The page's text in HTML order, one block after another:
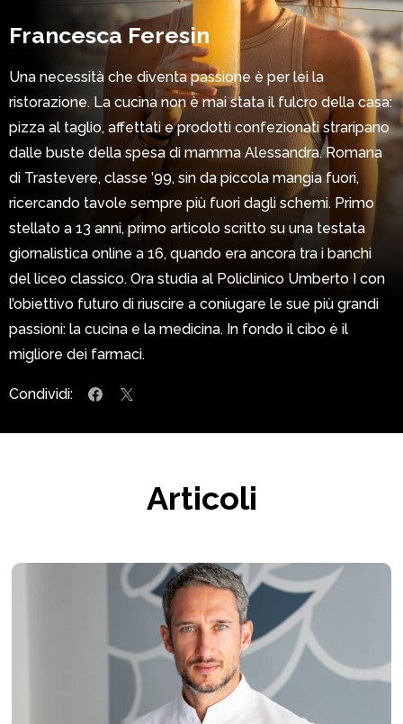
Francesca Feresin
Una necessità che diventa passione è per lei la
ristorazione. La cucina non è mai stata il fulcro della casa:
pizza al taglio, affettati e prodotti confezionati straripano
dalle buste della spesa di mamma Alessandra. Romana
di Trastevere, classe ’99, sin da piccola mangia fuori,
ricercando tavole sempre più fuori dagli schemi. Primo
stellato a 13 anni, primo articolo scritto su una testata
giornalistica online a 16, quando era ancora tra i banchi
del liceo classico. Ora studia al Policlinico Umberto I con
l’obiettivo futuro di riuscire a coniugare le sue più grandi
passioni: la cucina e la medicina. In fondo il cibo è il
migliore dei farmaci.
Condividi:
Articoli